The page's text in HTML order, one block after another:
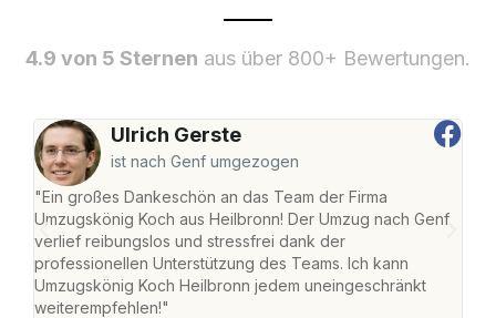
4.9 von 5 Sternen aus über 800+ Bewertungen.
Ulrich Gerste
ist nach Genf umgezogen
"Ein großes Dankeschön an das Team der Firma
Umzugskönig Koch aus Heilbronn! Der Umzug nach Genf
verlief reibungslos und stressfrei dank der
professionellen Unterstützung des Teams. Ich kann
Umzugskönig Koch Heilbronn jedem uneingeschränkt
weiterempfehlen!"